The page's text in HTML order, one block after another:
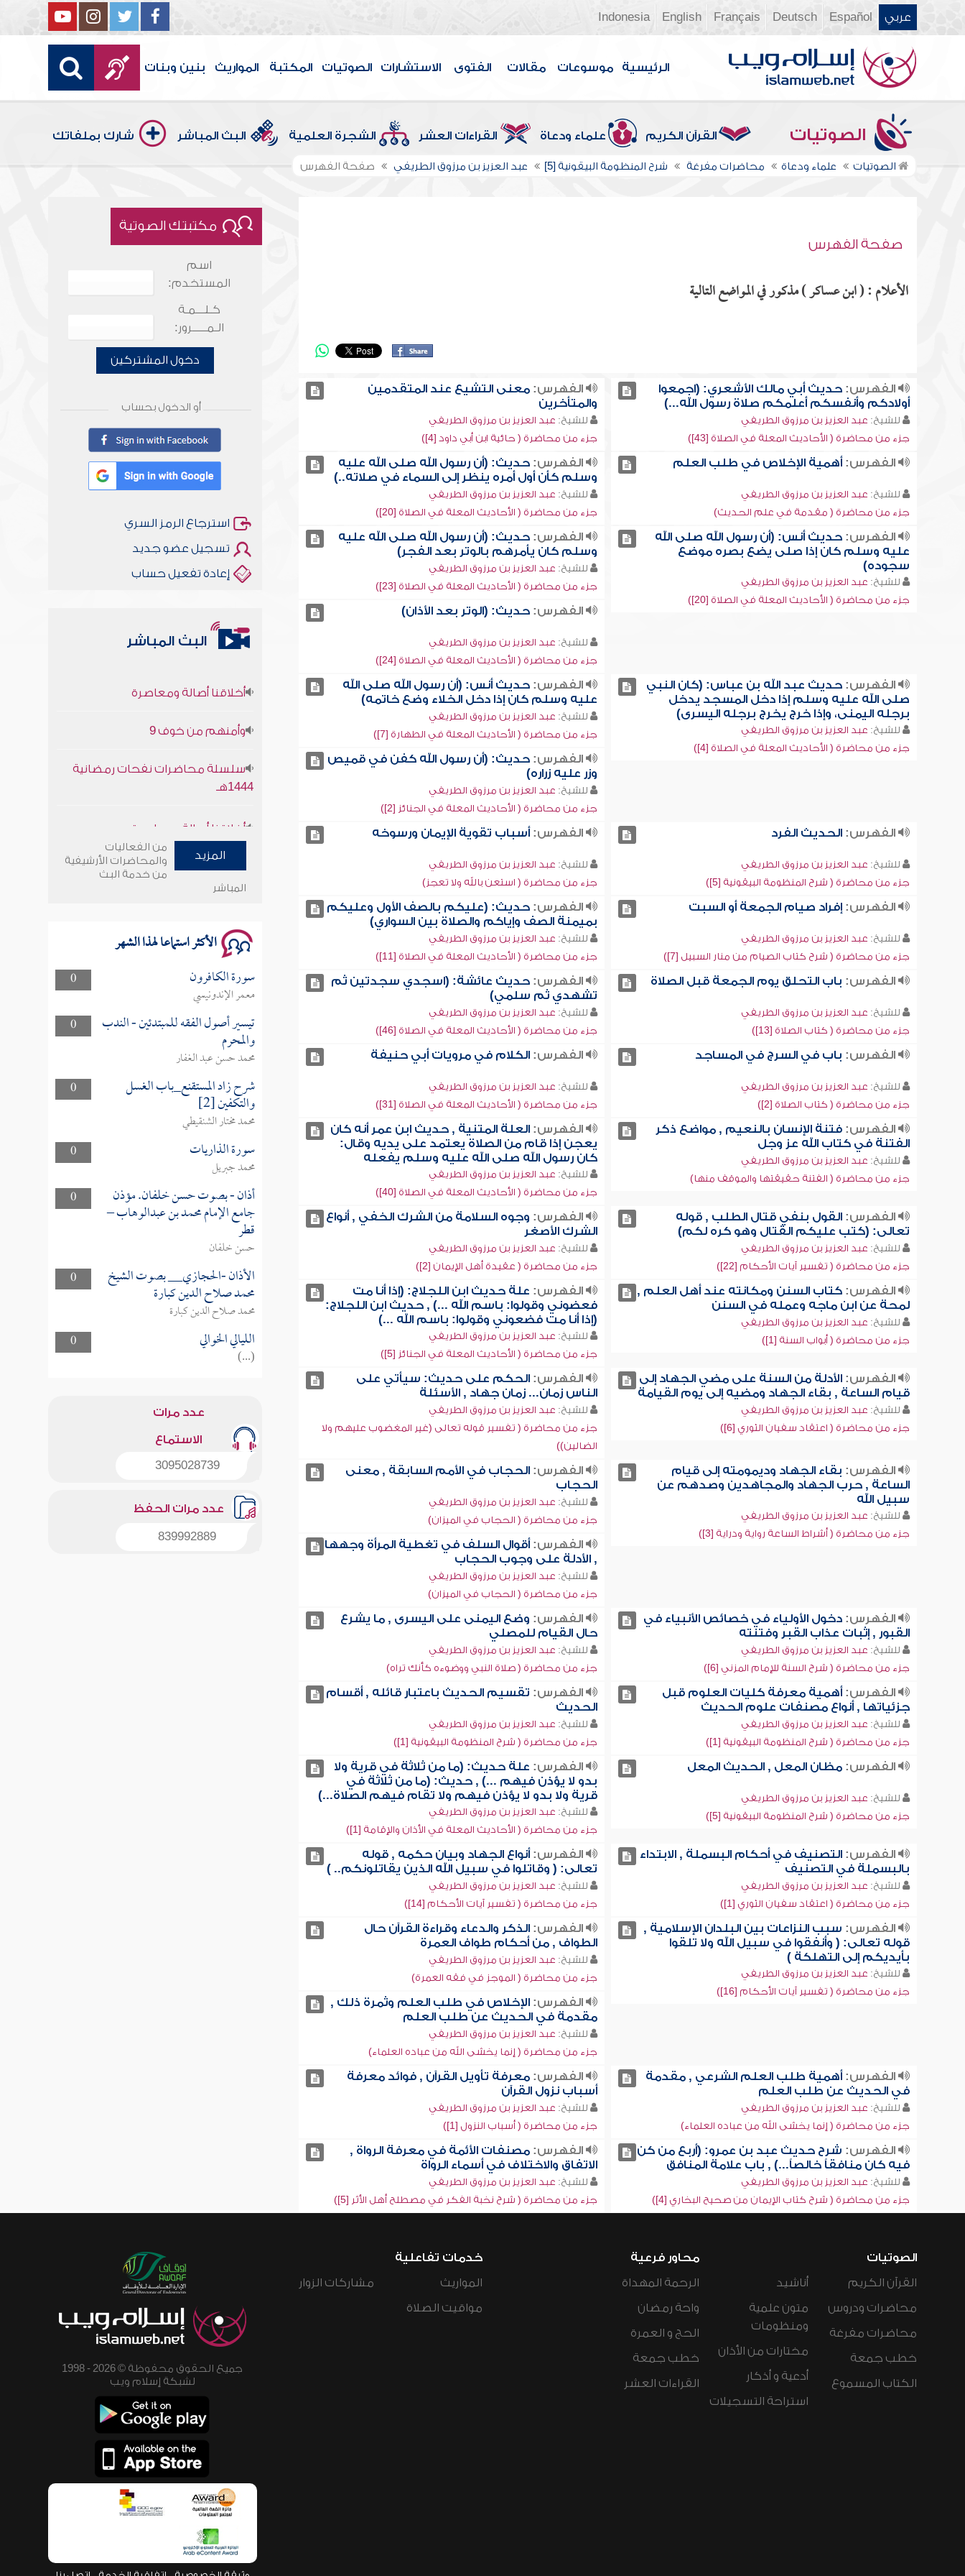
عربي Español
Deutsch
Français
English
Indonesia
الرئيسية موسوعات مقالات الفتوى الاستشارات الصوتيات المكتبة المواريث بنين وبنات
الصوتيات القرآن الكريم علماء ودعاة القراءات العشر الشجرة العلمية البث المباشر شارك بملفاتك
الصوتيات علماء ودعاة محاضرات مفرغة شرح المنظومة البيقونية [5] عبد العزيز بن مرزوق الطريفي صفحة الفهرس
صفحة الفهرس
الأعلام : ( ابن عساكر ) مذكور في المواضع التالية
الفهرس:حديث أبي مالك الأشعري: (اجمعوا
أولادكم وأنفسكم أعلمكم صلاة رسول الله...)
للشيخ: عبد العزيز بن مرزوق الطريفي
جزء من محاضرة ( الأحاديث المعلة في الصلاة [43])
الفهرس: معنى التشيع عند المتقدمين
والمتأخرين
للشيخ: عبد العزيز بن مرزوق الطريفي
جزء من محاضرة ( حائية ابن أبي داود [4])
الفهرس:أهمية الإخلاص في طلب العلم
للشيخ: عبد العزيز بن مرزوق الطريفي
جزء من محاضرة ( مقدمة في علم الحديث)
الفهرس: حديث: (أن رسول الله صلى الله عليه
وسلم كأن أول أمره ينظر إلى السماء في صلاته..)
للشيخ: عبد العزيز بن مرزوق الطريفي
جزء من محاضرة ( الأحاديث المعلة في الصلاة [20])
الفهرس:حديث أنس: (أن رسول الله صلى الله
عليه وسلم كان إذا صلى يضع بصره موضع
سجوده)
للشيخ: عبد العزيز بن مرزوق الطريفي
جزء من محاضرة ( الأحاديث المعلة في الصلاة [20])
الفهرس: حديث: (أن رسول الله صلى الله عليه
وسلم كان يأمرهم بالوتر بعد الفجر)
للشيخ: عبد العزيز بن مرزوق الطريفي
جزء من محاضرة ( الأحاديث المعلة في الصلاة [23])
الفهرس: حديث: (الوتر بعد الأذان)
للشيخ: عبد العزيز بن مرزوق الطريفي
جزء من محاضرة ( الأحاديث المعلة في الصلاة [24])
الفهرس:حديث عبد الله بن عباس: (كان النبي
صلى الله عليه وسلم إذا دخل المسجد يدخل
برجله اليمنى، وإذا خرج يخرج برجله اليسرى)
للشيخ: عبد العزيز بن مرزوق الطريفي
جزء من محاضرة ( الأحاديث المعلة في الصلاة [4])
الفهرس: حديث أنس: (أن رسول الله صلى الله
عليه وسلم كان إذا دخل الخلاء وضع خاتمه)
للشيخ: عبد العزيز بن مرزوق الطريفي
جزء من محاضرة ( الأحاديث المعلة في الطهارة [7])
الفهرس: حديث: (أن رسول الله كفن في قميص
وزر عليه زراره)
للشيخ: عبد العزيز بن مرزوق الطريفي
جزء من محاضرة ( الأحاديث المعلة في الجنائز [2])
الفهرس:الحديث الفرد
للشيخ: عبد العزيز بن مرزوق الطريفي
جزء من محاضرة ( شرح المنظومة البيقونية [5])
الفهرس: أسباب تقوية الإيمان ورسوخه
للشيخ: عبد العزيز بن مرزوق الطريفي
جزء من محاضرة ( استعن بالله ولا تعجز)
الفهرس:إفراد صيام الجمعة أو السبت
للشيخ: عبد العزيز بن مرزوق الطريفي
جزء من محاضرة ( شرح كتاب الصيام من منار السبيل [7])
الفهرس: حديث: (عليكم بالصف الأول وعليكم
بميمنة الصف وإياكم والصلاة بين السواري)
للشيخ: عبد العزيز بن مرزوق الطريفي
جزء من محاضرة ( الأحاديث المعلة في الصلاة [11])
الفهرس: باب التحلق يوم الجمعة قبل الصلاة
للشيخ: عبد العزيز بن مرزوق الطريفي
جزء من محاضرة ( كتاب الصلاة [13])
الفهرس: حديث عائشة: (اسجدي سجدتين ثم
تشهدي ثم سلمي)
للشيخ: عبد العزيز بن مرزوق الطريفي
جزء من محاضرة ( الأحاديث المعلة في الصلاة [46])
الفهرس: باب في السرج في المساجد
للشيخ: عبد العزيز بن مرزوق الطريفي
جزء من محاضرة ( كتاب الصلاة [2])
الفهرس: الكلام في مرويات أبي حنيفة
للشيخ: عبد العزيز بن مرزوق الطريفي
جزء من محاضرة ( الأحاديث المعلة في الصلاة [31])
الفهرس:فتنة الإنسان بالنعيم , مواضع ذكر
الفتنة في كتاب الله عز وجل
للشيخ: عبد العزيز بن مرزوق الطريفي
جزء من محاضرة ( الفتنة حقيقتها والموقف منها)
الفهرس: العلة المتنية , حديث ابن عمر أنه كان
يعجن إذا قام من الصلاة يعتمد على يديه وقال:
كان رسول الله صلى الله عليه وسلم يفعله
للشيخ: عبد العزيز بن مرزوق الطريفي
جزء من محاضرة ( الأحاديث المعلة في الصلاة [40])
الفهرس:القول بنفي قتال الطلب , قوله
تعالى: (كتب عليكم القتال وهو كره لكم)
للشيخ: عبد العزيز بن مرزوق الطريفي
جزء من محاضرة ( تفسير آيات الأحكام [22])
الفهرس: وجوه السلامة من الشرك الخفي , أنواع
الشرك الأصغر
للشيخ: عبد العزيز بن مرزوق الطريفي
جزء من محاضرة ( عقيدة أهل الإيمان [2])
الفهرس:كتاب السنن ومكانته عند أهل العلم ,
لمحة عن ابن ماجه وعمله في السنن
للشيخ: عبد العزيز بن مرزوق الطريفي
جزء من محاضرة ( أبواب السنة [1])
الفهرس: علة حديث ابن اللجلاج: (إذا أنا مت
فعضوني وقولوا: باسم الله ...) , حديث ابن اللجلاج:
(إذا أنا مت فضعوني وقولوا: باسم الله ...)
للشيخ: عبد العزيز بن مرزوق الطريفي
جزء من محاضرة ( الأحاديث المعلة في الجنائز [5])
الفهرس:الأدلة من السنة على مضي الجهاد إلى
قيام الساعة , بقاء الجهاد ومضيه إلى يوم القيامة
للشيخ: عبد العزيز بن مرزوق الطريفي
جزء من محاضرة ( اعتقاد سفيان الثوري [6])
الفهرس: الحكم على حديث: سيأتي على
الناس زمان... زمان جهاد , الأسئلة
للشيخ: عبد العزيز بن مرزوق الطريفي
جزء من محاضرة ( تفسير قوله تعالى (غير المغضوب عليهم ولا
الضالين))
الفهرس: بقاء الجهاد وديمومته إلى قيام
الساعة , حرب الجهاد والمجاهدين وصدهم عن
سبيل الله
للشيخ: عبد العزيز بن مرزوق الطريفي
جزء من محاضرة ( أشراط الساعة رواية ودراية [3])
الفهرس: الحجاب في الأمم السابقة , معنى
الحجاب
للشيخ: عبد العزيز بن مرزوق الطريفي
جزء من محاضرة ( الحجاب في الميزان)
الفهرس: أقوال السلف في تغطية المرأة وجهها
, الأدلة على وجوب الحجاب
للشيخ: عبد العزيز بن مرزوق الطريفي
جزء من محاضرة ( الحجاب في الميزان)
الفهرس:دخول الأولياء في خصائص الأنبياء في
القبور , إثبات عذاب القبر وفتنته
للشيخ: عبد العزيز بن مرزوق الطريفي
جزء من محاضرة ( شرح السنة للإمام المزني [6])
الفهرس: وضع اليمنى على اليسرى , ما يشرع
حال القيام للمصلي
للشيخ: عبد العزيز بن مرزوق الطريفي
جزء من محاضرة ( صلاة النبي ووضوءه كأنك تراه)
الفهرس:أهمية معرفة كليات العلوم قبل
جزئياتها , أنواع مصنفات علوم الحديث
للشيخ: عبد العزيز بن مرزوق الطريفي
جزء من محاضرة ( شرح المنظومة البيقونية [1])
الفهرس: تقسيم الحديث باعتبار قائله , أقسام
الحديث
للشيخ: عبد العزيز بن مرزوق الطريفي
جزء من محاضرة ( شرح المنظومة البيقونية [1])
الفهرس:مظان المعل , الحديث المعل
للشيخ: عبد العزيز بن مرزوق الطريفي
جزء من محاضرة ( شرح المنظومة البيقونية [5])
الفهرس: علة حديث: (ما من ثلاثة في قرية ولا
بدو لا يؤذن فيهم ...) , حديث: (ما من ثلاثة في
قرية ولا بدو لا يؤذن فيهم ولا تقام فيهم الصلاة...)
للشيخ: عبد العزيز بن مرزوق الطريفي
جزء من محاضرة ( الأحاديث المعلة في الأذان والإقامة [1])
الفهرس:التصنيف في أحكام البسملة , الابتداء
بالبسملة في التصنيف
للشيخ: عبد العزيز بن مرزوق الطريفي
جزء من محاضرة ( اعتقاد سفيان الثوري [1])
الفهرس: أنواع الجهاد وبيان حكمه , قوله
تعالى: ( وقاتلوا في سبيل الله الذين يقاتلونكم.. )
للشيخ: عبد العزيز بن مرزوق الطريفي
جزء من محاضرة ( تفسير آيات الأحكام [14])
الفهرس: سبب النزاعات بين البلدان الإسلامية ,
قوله تعالى: ( وأنفقوا في سبيل الله ولا تلقوا
بأيديكم إلى التهلكة )
للشيخ: عبد العزيز بن مرزوق الطريفي
جزء من محاضرة ( تفسير آيات الأحكام [16])
الفهرس: الذكر والدعاء وقراءة القرآن حال
الطواف , من أحكام طواف العمرة
للشيخ: عبد العزيز بن مرزوق الطريفي
جزء من محاضرة ( الموجز في فقه العمرة)
الفهرس: الإخلاص في طلب العلم وثمرة ذلك ,
مقدمة في الحديث عن طلب العلم
للشيخ: عبد العزيز بن مرزوق الطريفي
جزء من محاضرة ( إنما يخشى الله من عباده العلماء)
الفهرس:أهمية طلب العلم الشرعي , مقدمة
في الحديث عن طلب العلم
للشيخ: عبد العزيز بن مرزوق الطريفي
جزء من محاضرة ( إنما يخشى الله من عباده العلماء)
الفهرس: معرفة تأويل القرآن , فوائد معرفة
أسباب نزول القرآن
للشيخ: عبد العزيز بن مرزوق الطريفي
جزء من محاضرة ( أسباب النزول [1])
الفهرس: شرح حديث عبد بن عمرو: (أربع من كن
فيه كان منافقاً خالصاً...) , باب علامة المنافق
للشيخ: عبد العزيز بن مرزوق الطريفي
جزء من محاضرة ( شرح كتاب الإيمان من صحيح البخاري [4])
الفهرس: مصنفات الأئمة في معرفة الرواة ,
الاتفاق والاختلاف في أسماء الرواة
للشيخ: عبد العزيز بن مرزوق الطريفي
جزء من محاضرة ( شرح نخبة الفكر في مصطلح أهل الأثر [5])
مكتبتك الصوتية
اسم
المستخدم:
كـلـــمـة
الـمـــــرور:
دخول المشتركين
أو الدخول بحساب
استرجاع الرمز السري
تسجيل عضو جديد
إعادة تفعيل حساب
البث المباشر
1444هـ
وأمنهم من خوف 9
سلسلة محاضرات نفحات رمضانية
المزيد
من الفعاليات
والمحاضرات الأرشيفية
من خدمة البث
المباشر
الأكثر استماعا لهذا الشهر
0 سورة الكافرون
معمر الإندونيسي
0
تيسير أصول الفقه للمبتدئين - الندب
والمحرم
محمد حسن عبد الغفار
0
شرح زاد المستقنع_باب الغسل
والتكفين [2]
محمد مختار الشنقيطي
0
سورة الذاريات
محمد جبريل
0
أذان - بصوت حسن خلفان. مؤذن
جامع الإمام محمد بن عبدالوهاب –
قطر
حسن خلفان
0
الأذان -الحجازي__ بصوت الشيخ
محمد صلاح الدين كبارة
محمد صلاح الدين كبارة
0
الليالي الخوالي
(...)
عدد مرات
الاستماع
3095028739
عدد مرات الحفظ
839992889
الصوتيات
القرآن الكريم
محاضرات ودروس
محاضرات مفرغة
خطب جمعة
الكتاب المسموع
أناشيد
متون علمية
ومنظومات
مختارات من الأذان
أدعية و أذكار
استراحة التسجيلات
محاور فرعية
الرحمة المهداة
واحة رمضان
الحج و العمرة
خطب جمعة
القراءات العشر
خدمات تفاعلية
المواريث
مواقيت الصلاة
مشاركات الزوار
جميع الحقوق محفوظة © 2026 - 1998
لشبكة إسلام ويب